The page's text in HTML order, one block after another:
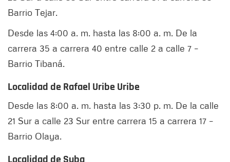
Barrio Tejar.
Desde las 4:00 a. m. hasta las 8:00 a. m. De la
carrera 35 a carrera 40 entre calle 2 a calle 7 –
Barrio Tibaná.
Localidad de Rafael Uribe Uribe
Desde las 8:00 a. m. hasta las 3:30 p. m. De la calle
21 Sur a calle 23 Sur entre carrera 15 a carrera 17 –
Barrio Olaya.